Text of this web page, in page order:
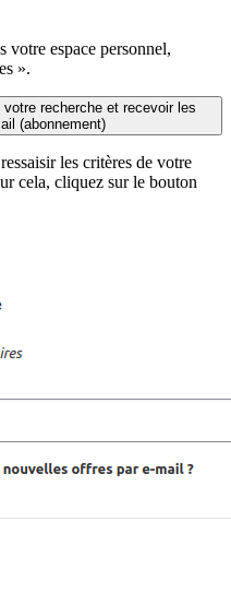
votre espace personnel,
».
recherche et recevoir les
(abonnement)
les critères de votre
cela, cliquez sur le bouton